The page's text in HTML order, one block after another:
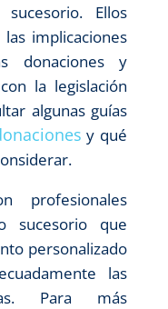
Ellos
implicaciones
donaciones y
la legislación
algunas guías
y qué
profesionales
sucesorio que
personalizado
las
Para más